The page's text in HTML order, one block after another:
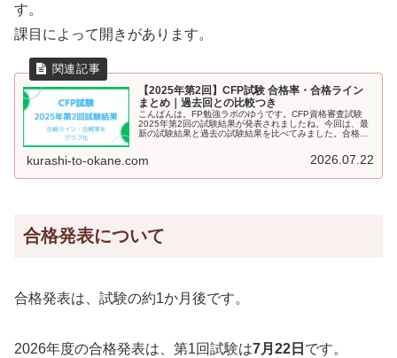
す。
課目によって開きがあります。
【2025年第2回】CFP試験 合格率・合格ライン
まとめ｜過去回との比較つき
こんばんは。FP勉強ラボのゆうです。CFP資格審査試験
2025年第2回の試験結果が発表されましたね。今回は、最
新の試験結果と過去の試験結果を比べてみました。合格ラ
kurashi-to-okane.com 2026.07.22
合格発表について
合格発表は、試験の約1か月後です。
2026年度の合格発表は、第1回試験は7月22日 です。